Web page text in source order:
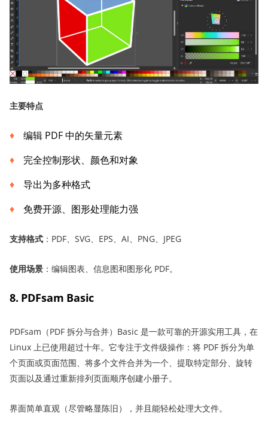
主要特点
编辑 PDF 中的矢量元素
完全控制形状、颜色和对象
导出为多种格式
免费开源、图形处理能力强
支持格式 ：PDF、SVG、EPS、AI、PNG、JPEG
使用场景 ：编辑图表、信息图和图形化 PDF。
8. PDFsam Basic
PDFsam（PDF 拆分与合并）Basic 是一款可靠的开源实用工具，在
Linux 上已使用超过十年。它专注于文件级操作：将 PDF 拆分为单
个页面或页面范围、将多个文件合并为一个、提取特定部分、旋转
页面以及通过重新排列页面顺序创建小册子。
界面简单直观（尽管略显陈旧），并且能轻松处理大文件。